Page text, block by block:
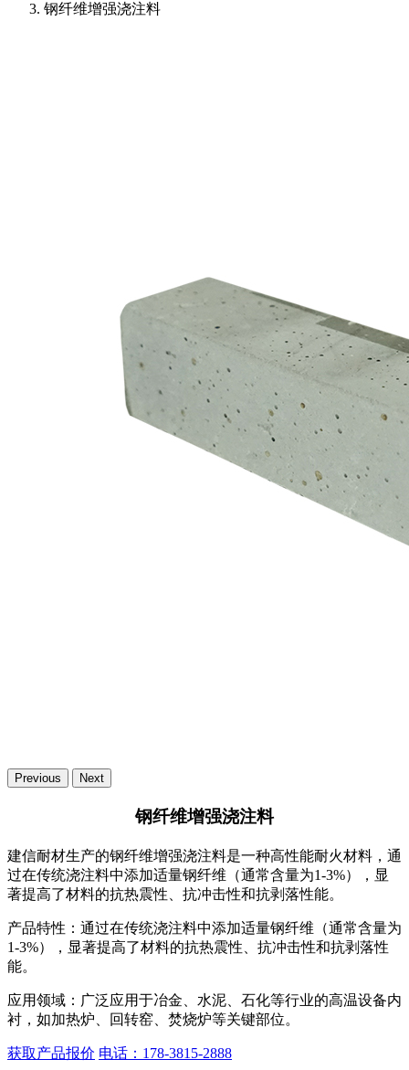
钢纤维增强浇注料
Previous Next
钢纤维增强浇注料
建信耐材生产的钢纤维增强浇注料是一种高性能耐火材料，通
过在传统浇注料中添加适量钢纤维（通常含量为1-3%），显
著提高了材料的抗热震性、抗冲击性和抗剥落性能。
产品特性： 通过在传统浇注料中添加适量钢纤维（通常含量为
1-3%），显著提高了材料的抗热震性、抗冲击性和抗剥落性
能。
应用领域： 广泛应用于冶金、水泥、石化等行业的高温设备内
衬，如加热炉、回转窑、焚烧炉等关键部位。
获取产品报价 电话：178-3815-2888